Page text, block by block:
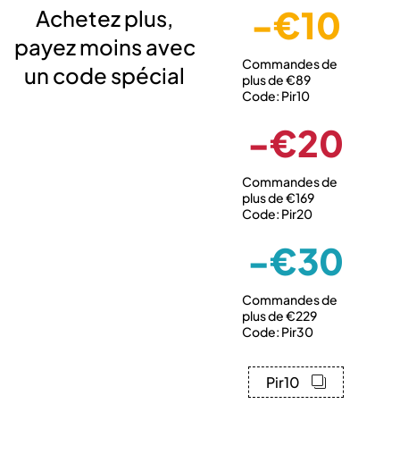
Achetez plus,
payez moins avec
un code spécial
-€10
Commandes de
plus de €89
Code: Pir10
-€20
Commandes de
plus de €169
Code: Pir20
-€30
Commandes de
plus de €229
Code: Pir30
Pir10